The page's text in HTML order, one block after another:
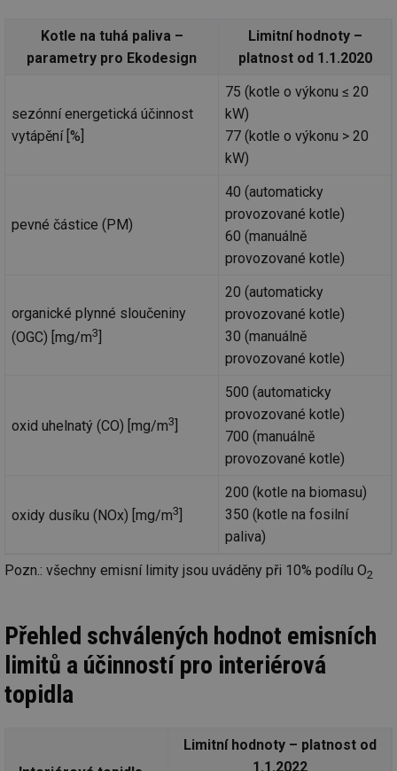
Kotle na tuhá paliva –
parametry pro Ekodesign
Limitní hodnoty –
platnost od 1.1.2020
sezónní energetická účinnost
vytápění [%]
75 (kotle o výkonu ≤ 20
kW)
77 (kotle o výkonu > 20
kW)
pevné částice (PM)
40 (automaticky
provozované kotle)
60 (manuálně
provozované kotle)
organické plynné sloučeniny
(OGC) [mg/m3
20 (automaticky
provozované kotle)
30 (manuálně
provozované kotle)
oxid uhelnatý (CO) [mg/m3
500 (automaticky
provozované kotle)
700 (manuálně
provozované kotle)
oxidy dusíku (NOx) [mg/m3
200 (kotle na biomasu)
350 (kotle na fosilní
paliva)
Pozn.: všechny emisní limity jsou uváděny při 10% podílu O2
Přehled schválených hodnot emisních
limitů a účinností pro interiérová
topidla
Limitní hodnoty – platnost od
1.1.2022